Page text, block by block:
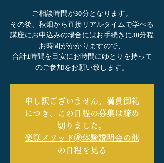
ご相談時間が30分となります。
その後、秋畑から直接リアルタイムで学べる
講座にお申込みの場合にはお手続きに30分程
お時間がかかりますので、
合計1時間を目安にお時間にゆとりを持って
のご参加をお願い致します。
申し訳ございません。満員御礼
につき、この日程の募集は締め
切りました。
楽算メソッド🄬体験説明会の他
の日程を見る